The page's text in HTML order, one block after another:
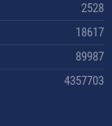
2528
18617
89987
4357703